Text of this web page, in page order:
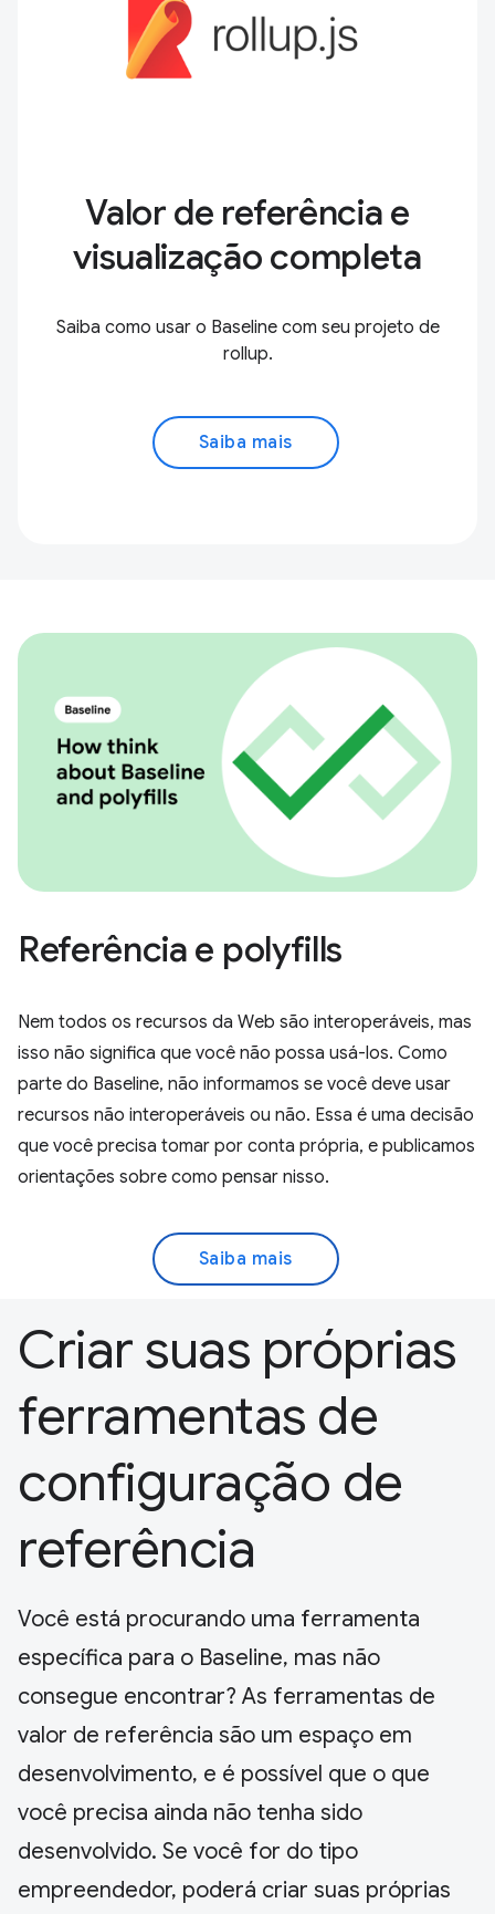
Valor de referência e
visualização completa
Saiba como usar o Baseline com seu projeto de
rollup.
Saiba mais
Referência e polyfills
Nem todos os recursos da Web são interoperáveis, mas
isso não significa que você não possa usá-los. Como
parte do Baseline, não informamos se você deve usar
recursos não interoperáveis ou não. Essa é uma decisão
que você precisa tomar por conta própria, e publicamos
orientações sobre como pensar nisso.
Saiba mais
Criar suas próprias
ferramentas de
configuração de
referência
Você está procurando uma ferramenta
específica para o Baseline, mas não
consegue encontrar? As ferramentas de
valor de referência são um espaço em
desenvolvimento, e é possível que o que
você precisa ainda não tenha sido
desenvolvido. Se você for do tipo
empreendedor, poderá criar suas próprias